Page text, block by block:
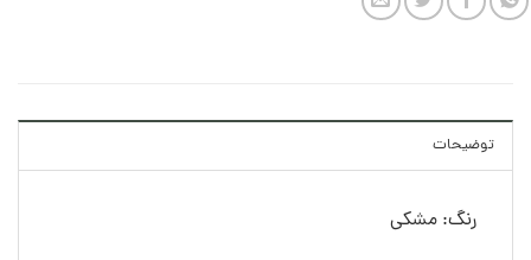
توضیحات
رنگ: مشکی